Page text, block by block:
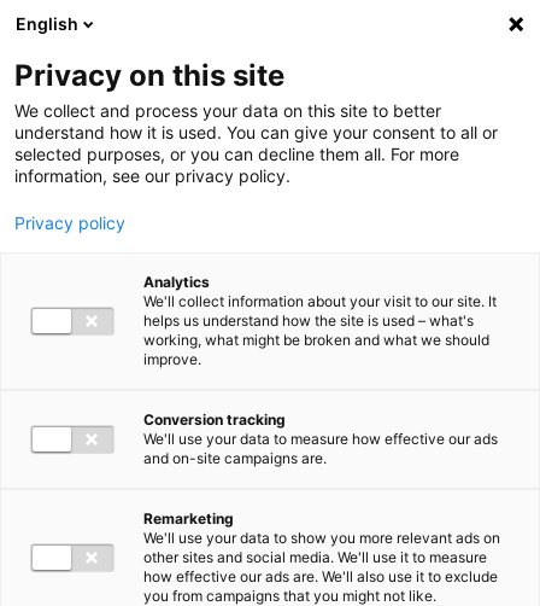
Ga direct naar de inhoud
English
Privacy on this site
We collect and process your data on this site to better
understand how it is used. You can give your consent to all or
selected purposes, or you can decline them all. For more
information, see our privacy policy.
Privacy policy
Analytics
We'll collect information about your visit to our site. It
helps us understand how the site is used – what's
working, what might be broken and what we should
improve.
Conversion tracking
We'll use your data to measure how effective our ads
and on-site campaigns are.
Remarketing
We'll use your data to show you more relevant ads on
other sites and social media. We'll use it to measure
how effective our ads are. We'll also use it to exclude
you from campaigns that you might not like.